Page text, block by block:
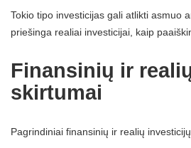
Tokio tipo investicijas gali atlikti asmuo
priešinga realiai investicijai, kaip
Finansinių ir
skirtumai
Pagrindiniai finansinių ir realių